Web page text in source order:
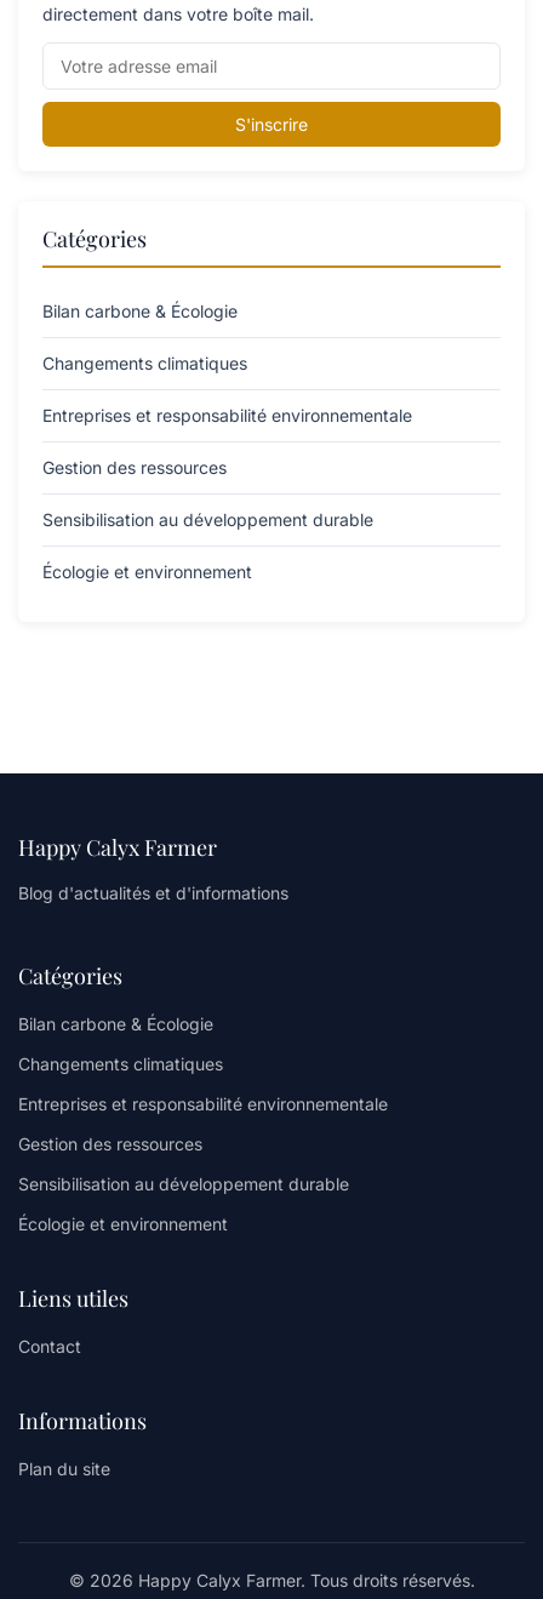
directement dans votre boîte mail.
S'inscrire
Catégories
Bilan carbone & Écologie
Changements climatiques
Entreprises et responsabilité environnementale
Gestion des ressources
Sensibilisation au développement durable
Écologie et environnement
Happy Calyx Farmer
Blog d'actualités et d'informations
Catégories
Bilan carbone & Écologie
Changements climatiques
Entreprises et responsabilité environnementale
Gestion des ressources
Sensibilisation au développement durable
Écologie et environnement
Liens utiles
Contact
Informations
Plan du site
© 2026 Happy Calyx Farmer. Tous droits réservés.